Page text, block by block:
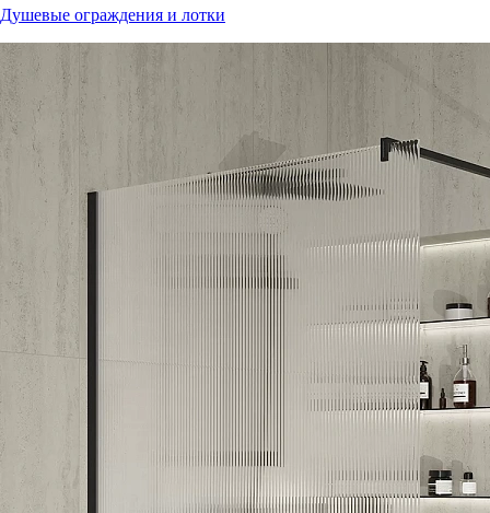
Душевые ограждения и лотки